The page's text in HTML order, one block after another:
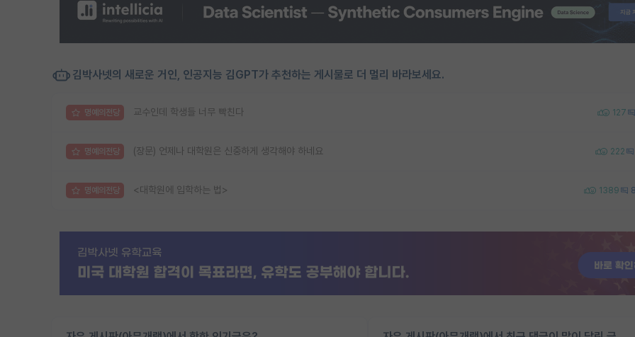
김박사넷의 새로운 거인, 인공지능 김GPT가 추천하는 게시물로 더 멀리 바라보세요.
명예의전당 교수인데 학생들 너무 빡친다 127
명예의전당 (장문) 언제나 대학원은 신중하게 생각해야 하네요 222
명예의전당 <대학원에 입학하는 법> 1389